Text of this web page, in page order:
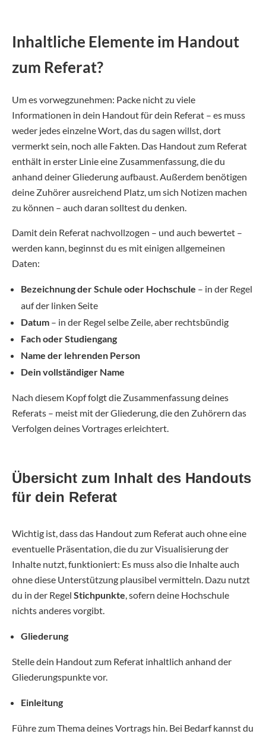
Inhaltliche Elemente im Handout
zum Referat?
Um es vorwegzunehmen: Packe nicht zu viele
Informationen in dein Handout für dein Referat – es muss
weder jedes einzelne Wort, das du sagen willst, dort
vermerkt sein, noch alle Fakten. Das Handout zum Referat
enthält in erster Linie eine Zusammenfassung, die du
anhand deiner Gliederung aufbaust. Außerdem benötigen
deine Zuhörer ausreichend Platz, um sich Notizen machen
zu können – auch daran solltest du denken.
Damit dein Referat nachvollzogen – und auch bewertet –
werden kann, beginnst du es mit einigen allgemeinen
Daten:
Bezeichnung der Schule oder Hochschule – in der Regel
auf der linken Seite
Datum – in der Regel selbe Zeile, aber rechtsbündig
Fach oder Studiengang
Name der lehrenden Person
Dein vollständiger Name
Nach diesem Kopf folgt die Zusammenfassung deines
Referats – meist mit der Gliederung, die den Zuhörern das
Verfolgen deines Vortrages erleichtert.
Übersicht zum Inhalt des Handouts
für dein Referat
Wichtig ist, dass das Handout zum Referat auch ohne eine
eventuelle Präsentation, die du zur Visualisierung der
Inhalte nutzt, funktioniert: Es muss also die Inhalte auch
ohne diese Unterstützung plausibel vermitteln. Dazu nutzt
du in der Regel Stichpunkte, sofern deine Hochschule
nichts anderes vorgibt.
Gliederung
Stelle dein Handout zum Referat inhaltlich anhand der
Gliederungspunkte vor.
Einleitung
Führe zum Thema deines Vortrags hin. Bei Bedarf kannst du